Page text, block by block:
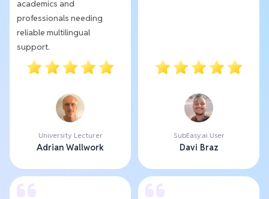
academics and
professionals needing
reliable multilingual
support.
University Lecturer
Adrian Wallwork
SubEasy.ai User
Davi Braz